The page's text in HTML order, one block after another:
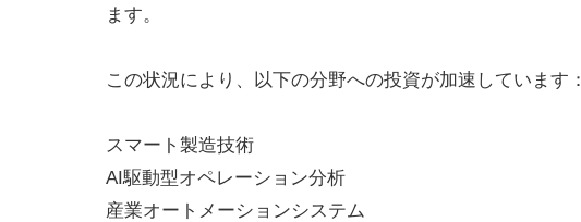
ます。
この状況により、以下の分野への投資が加速しています：
スマート製造技術
AI駆動型オペレーション分析
産業オートメーションシステム